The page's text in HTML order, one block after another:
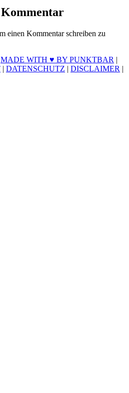
einen Kommentar schreiben zu
MADE WITH ♥ BY PUNKTBAR |
| DATENSCHUTZ | DISCLAIMER |